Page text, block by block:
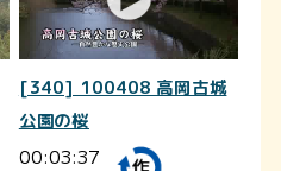
[340] 100408 高岡古城
公園の桜
00:03:37